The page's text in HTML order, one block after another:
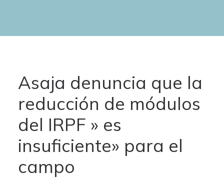
Asaja denuncia que la
reducción de módulos
del IRPF » es
insuficiente» para el
campo